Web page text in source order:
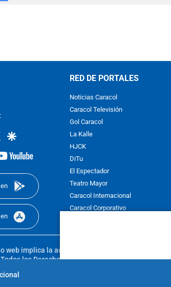
twittergoogle
youtube-
RED DE PORTALES
Noticias Caracol
Caracol Televisión
Gol Caracol
La Kalle
HJCK
DiTu
El Espectador
Teatro Mayor
Caracol Internacional
Caracol Corporativo
web implica la aceptación de los
los Derechos Reservados D.R.A. Prohibida
de su titular. Reproduction in whole or in